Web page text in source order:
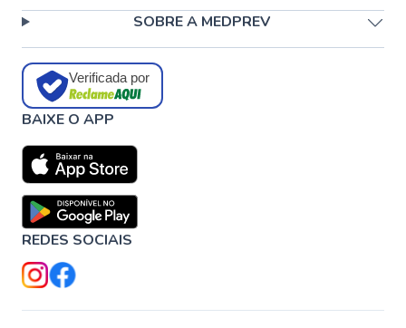
SOBRE A MEDPREV
Verificada por
BAIXE O APP
REDES SOCIAIS